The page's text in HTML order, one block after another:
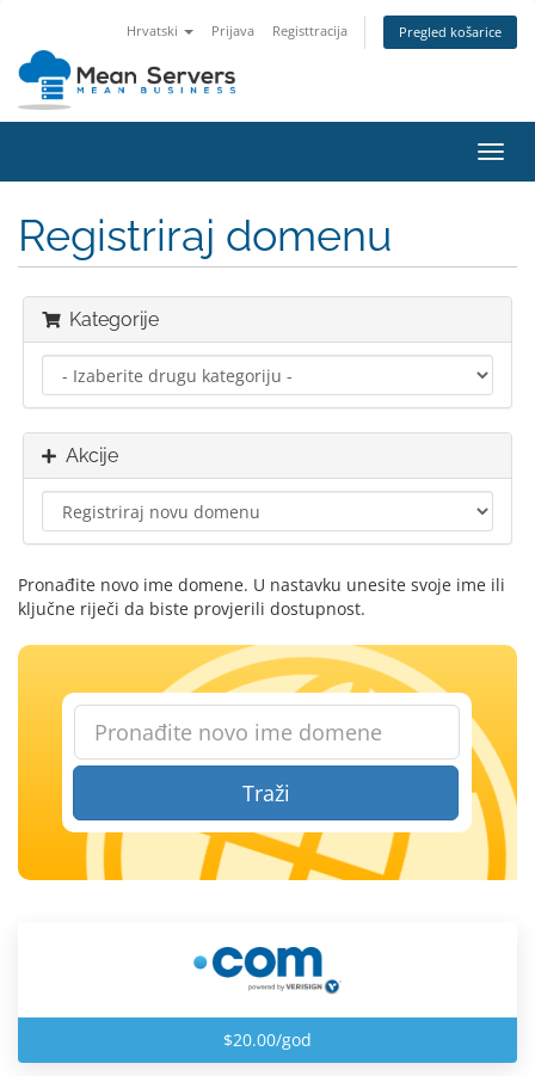
Hrvatski Prijava Registtracija Pregled košarice
Registriraj domenu
Kategorije
Akcije
Pronađite novo ime domene. U nastavku unesite svoje ime ili
ključne riječi da biste provjerili dostupnost.
Traži
$20.00/god